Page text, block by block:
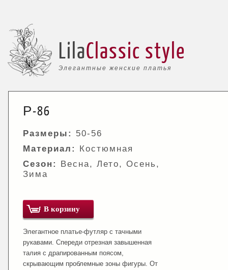
Элегантные женские платья
LilaClassic style
Р-86
Размеры:
50-56
Материал:
Костюмная
Сезон:
Весна, Лето, Осень,
Зима
В корзину
Элегантное платье-футляр с тачными
рукавами. Спереди отрезная завышенная
талия с драпированным поясом,
скрывающим проблемные зоны фигуры. От